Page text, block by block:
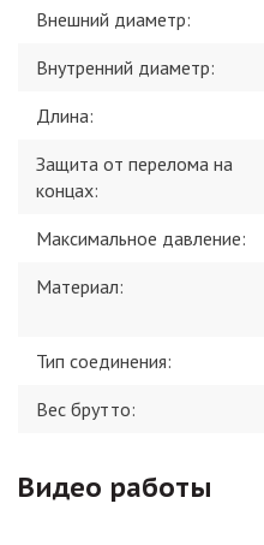
Внешний диаметр:
Внутренний диаметр:
Длина:
Защита от перелома на
концах:
Максимальное давление:
Материал:
Тип соединения:
Вес брутто:
Видео работы